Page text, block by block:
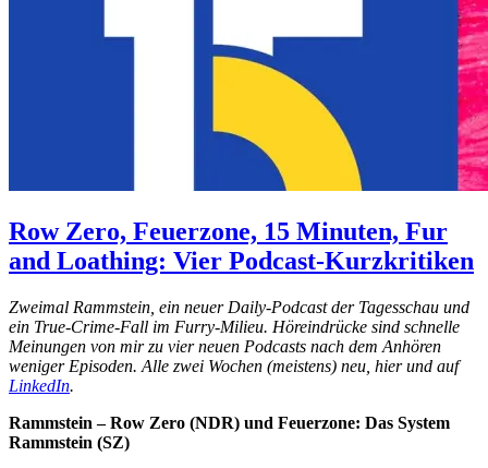
Row Zero, Feuerzone, 15 Minuten, Fur
and Loathing: Vier Podcast-Kurzkritiken
Zweimal Rammstein, ein neuer Daily-Podcast der Tagesschau und
ein True-Crime-Fall im Furry-Milieu. Höreindrücke sind schnelle
Meinungen von mir zu vier neuen Podcasts nach dem Anhören
weniger Episoden. Alle zwei Wochen (meistens) neu, hier und auf
LinkedIn.
Rammstein – Row Zero (NDR) und Feuerzone: Das System
Rammstein (SZ)